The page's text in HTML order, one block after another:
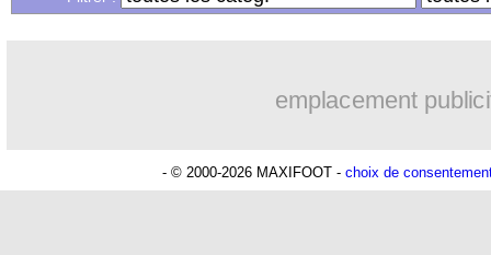
emplacement
- © 2000-2026 MAXIFOOT - choix de